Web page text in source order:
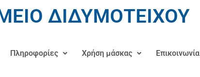
ΔΙΔΥΜΟΤΕΙΧΟΥ
Πληροφορίες Χρήση μάσκας Επικοινωνία